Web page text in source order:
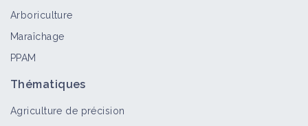
Arboriculture
Maraîchage
PPAM
Thématiques
Agriculture de précision